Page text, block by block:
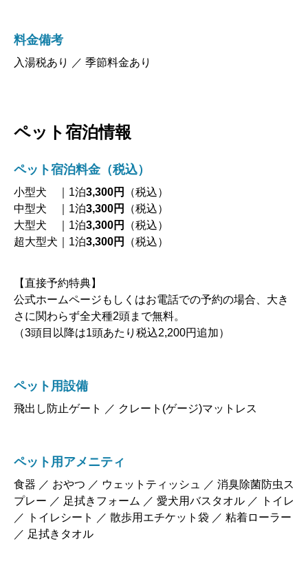
料金備考
入湯税あり ／ 季節料金あり
ペット宿泊情報
ペット宿泊料金（税込）
小型犬 ｜1泊3,300円
（税込）
中型犬 ｜1泊3,300円
（税込）
大型犬 ｜1泊3,300円
（税込）
超大型犬｜1泊3,300円 （税込）
【直接予約特典】
公式ホームページもしくはお電話での予約の場合、大き
さに関わらず全犬種2頭まで無料。
（3頭目以降は1頭あたり税込2,200円追加）
ペット用設備
飛出し防止ゲート ／ クレート(ゲージ)マットレス
ペット用アメニティ
食器 ／ おやつ ／ ウェットティッシュ ／ 消臭除菌防虫ス
プレー ／ 足拭きフォーム ／ 愛犬用バスタオル ／ トイレ
／ トイレシート ／ 散歩用エチケット袋 ／ 粘着ローラー
／ 足拭きタオル